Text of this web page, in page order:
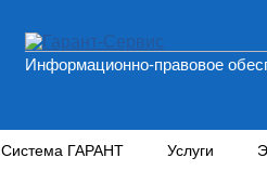
Информационно-правовое
Система ГАРАНТ Услуги